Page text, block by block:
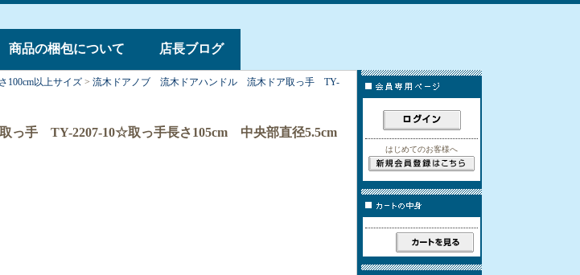
商品の梱包について 店長ブログ
100cm以上サイズ > 流木ドアノブ 流木ドアハンドル 流木ドア取っ手 TY-
手 TY-2207-10☆取っ手長さ105cm 中央部直径5.5cm
はじめてのお客様へ